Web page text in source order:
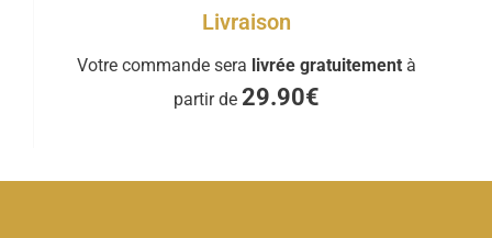
Livraison
Votre commande sera livrée gratuitement à
partir de 29.90€